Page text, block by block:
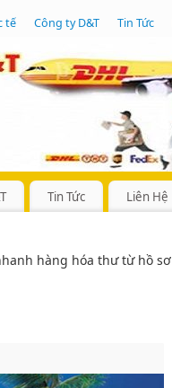
tế Công ty D&T Tin Tức
Tin Tức Liên Hệ
hàng hóa thư từ hồ sơ